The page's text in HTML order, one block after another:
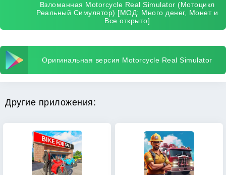
Взломанная Motorcycle Real Simulator (Мотоцикл
Реальный Симулятор) [МОД: Много денег, Монет и
Все открыто]
Оригинальная версия Motorcycle Real Simulator
Другие приложения: